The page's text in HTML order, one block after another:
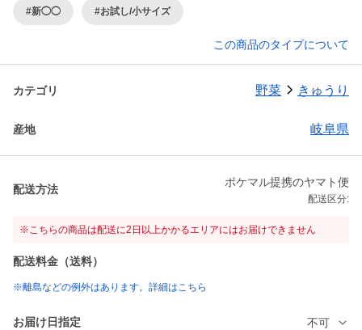
#新◯◯ #お試し/小サイズ
この商品のタイプについて
カテゴリ 野菜 きゅうり
産地 岐阜県
配送方法
ポケマル提携のヤマト便
配送区分:
※こちらの商品は配送に2日以上かかるエリアにはお届けできません
配送料金（送料）
※離島などの例外はあります。詳細はこちら
お届け日指定 不可